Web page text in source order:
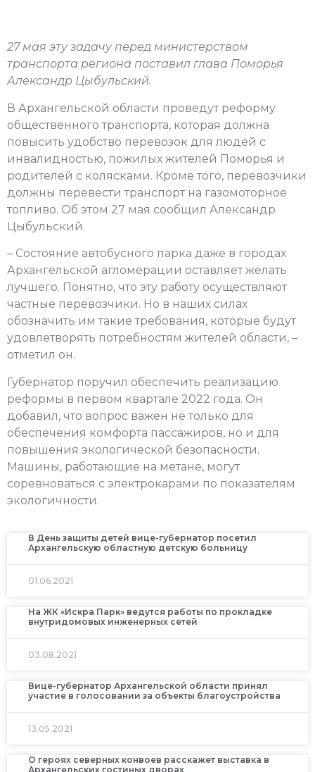
27 мая эту задачу перед министерством
транспорта региона поставил глава Поморья
Александр Цыбульский.
В Архангельской области проведут реформу
общественного транспорта, которая должна
повысить удобство перевозок для людей с
инвалидностью, пожилых жителей Поморья и
родителей с колясками. Кроме того, перевозчики
должны перевести транспорт на газомоторное
топливо. Об этом 27 мая сообщил Александр
Цыбульский.
– Состояние автобусного парка даже в городах
Архангельской агломерации оставляет желать
лучшего. Понятно, что эту работу осуществляют
частные перевозчики. Но в наших силах
обозначить им такие требования, которые будут
удовлетворять потребностям жителей области, –
отметил он.
Губернатор поручил обеспечить реализацию
реформы в первом квартале 2022 года. Он
добавил, что вопрос важен не только для
обеспечения комфорта пассажиров, но и для
повышения экологической безопасности.
Машины, работающие на метане, могут
соревноваться с электрокарами по показателям
экологичности.
В День защиты детей вице-губернатор посетил
Архангельскую областную детскую больницу
01.06.2021
На ЖК «Искра Парк» ведутся работы по прокладке
внутридомовых инженерных сетей
03.08.2021
Вице-губернатор Архангельской области принял
участие в голосовании за объекты благоустройства
13.05.2021
О героях северных конвоев расскажет выставка в
Архангельских гостиных дворах